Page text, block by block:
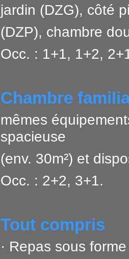
jardin (DZG), côté
(DZP), chambre
Occ. : 1+1, 1+2,
Chambre
mêmes
spacieuse
(env. 30m²) et
Occ. : 2+2, 3+1.
Tout compris
· Repas sous